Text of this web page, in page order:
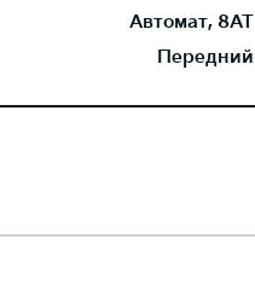
Автомат, 8AT
Передний